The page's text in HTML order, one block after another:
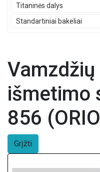
Titaninės dalys
Standartiniai bakeliai
išmetimo
856
Grįžti